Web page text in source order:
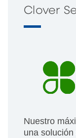
Clover
Nuestro
una